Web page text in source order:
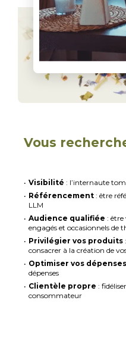
Vous
Visibilité : l’internaute
Référencement : être
LLM
Audience qualifiée : être
engagés et occasionnels de
Privilégier vos produits
consacrer à la création de
Optimiser vos dépenses
dépenses
Clientèle propre :
consommateur